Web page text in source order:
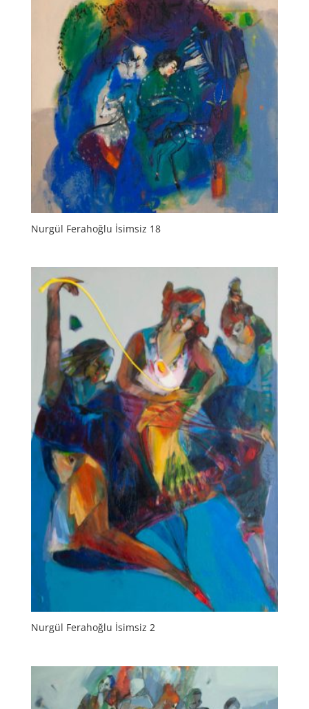
Nurgül Ferahoğlu İsimsiz 18
Nurgül Ferahoğlu İsimsiz 2